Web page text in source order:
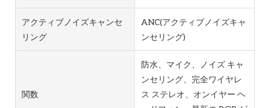
アクティブノイズキャンセ
リング
ANC(アクティブノイズキャ
ンセリング)
関数
防水、マイク、ノイズ キャ
ンセリング、完全ワイヤレ
ス ステレオ、オンイヤー ヘ